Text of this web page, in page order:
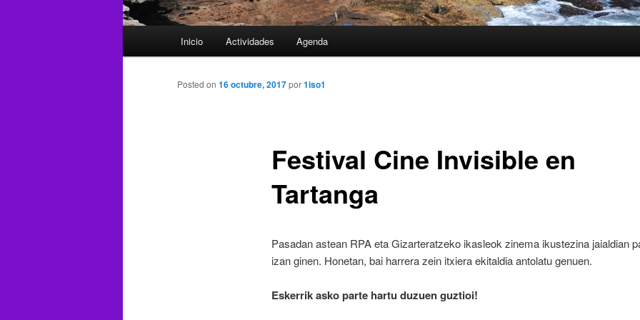
Inicio Actividades Agenda
Festival Cine Invisible en
Tartanga
Posted on 16 octubre, 2017por1iso1
Pasadan astean RPA eta Gizarteratzeko ikasleok zinema ikustezina jaialdian
izan ginen. Honetan, bai harrera zein itxiera ekitaldia antolatu genuen.
Eskerrik asko parte hartu duzuen guztioi!